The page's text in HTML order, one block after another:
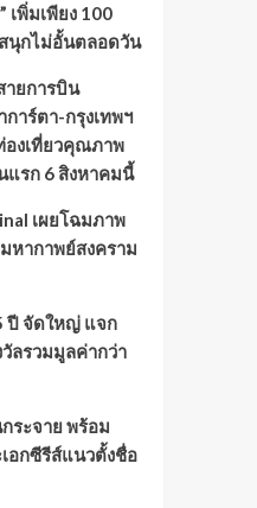
เพิ่มเพียง 100
นุกไม่อั้นตลอดวัน
ยการบิน
การ์ตา-กรุงเทพฯ
องเที่ยวคุณภาพ
แรก 6 สิงหาคมนี้
เผยโฉมภาพ
หากาพย์สงคราม
ปี จัดใหญ่ แจก
ลรวมมูลค่ากว่า
ระจาย พร้อม
เอกซีรีส์แนวตั้งชื่อ